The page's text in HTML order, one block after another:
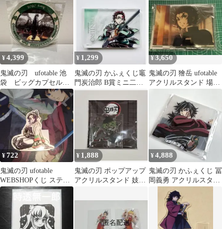
¥4,399
鬼滅の刃 ufotable 池
袋 ビッグカプセルト
イ 柱
¥ 1,299
鬼滅の刃 かふぇくじ竈
門炭治郎 B賞ミニ二層
ブロック ufotablecafe②
¥3,650
鬼滅の刃 獪岳 ufotable
アクリルスタンド 場面
¥722
鬼滅の刃 ufotable
WEBSHOPくじ ステッ
カー
¥ 1,888
鬼滅の刃 ポップアップ
アクリルスタンド 妓夫
¥4,888
鬼滅の刃 かふぇくじ 冨
岡義勇 アクリルスタン
ド 池袋 カフェ